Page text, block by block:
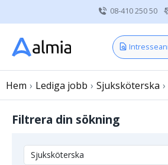
08-410 250 50
Hem
Vårdgivare
Om oss
Kontakt
Hem › Lediga jobb › Sjuksköterska ›
Filtrera din sökning